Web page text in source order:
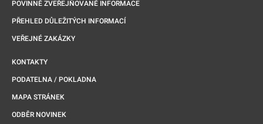
POVINNĚ ZVEŘEJŇOVANÉ INFORMACE
PŘEHLED DŮLEŽITÝCH INFORMACÍ
VEŘEJNÉ ZAKÁZKY
KONTAKTY
PODATELNA / POKLADNA
MAPA STRÁNEK
ODBĚR NOVINEK